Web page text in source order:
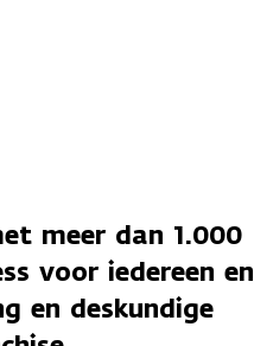
meer dan 1.000
voor iedereen en
en deskundige